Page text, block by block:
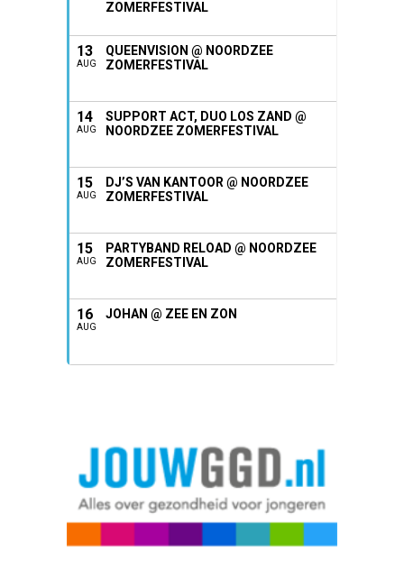
ZOMERFESTIVAL
13
AUG
QUEENVISION @ NOORDZEE
ZOMERFESTIVAL
14
AUG
SUPPORT ACT, DUO LOS ZAND @
NOORDZEE ZOMERFESTIVAL
15
AUG
DJ’S VAN KANTOOR @ NOORDZEE
ZOMERFESTIVAL
15
AUG
PARTYBAND RELOAD @ NOORDZEE
ZOMERFESTIVAL
16
AUG
JOHAN @ ZEE EN ZON